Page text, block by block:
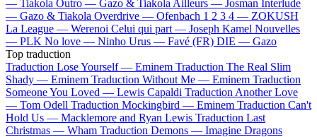
— Tiakola Outro — Gazo & Tiakola Ailleurs — Josman Interlude
— Gazo & Tiakola Overdrive — Ofenbach 1 2 3 4 — ZOKUSH
La League — Werenoi Celui qui part — Joseph Kamel Nouvelles
— PLK No love — Ninho Urus — Favé (FR) DIE — Gazo
Top traduction
Traduction Lose Yourself — Eminem Traduction The Real Slim
Shady — Eminem Traduction Without Me — Eminem Traduction
Someone You Loved — Lewis Capaldi Traduction Another Love
— Tom Odell Traduction Mockingbird — Eminem Traduction Can't
Hold Us — Macklemore and Ryan Lewis Traduction Last
Christmas — Wham Traduction Demons — Imagine Dragons